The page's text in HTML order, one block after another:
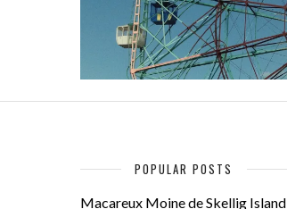
POPULAR POSTS
Macareux Moine de Skellig Island